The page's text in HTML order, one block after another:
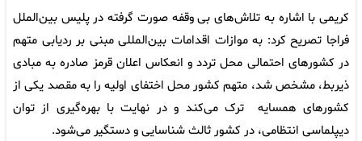
کریمی با اشاره به تلاش‌های بی وقفه صورت گرفته در پلیس بین‌الملل
فراجا تصریح کرد: به موازات اقدامات بین‌المللی مبنی بر ردیابی متهم
در کشورهای احتمالی محل تردد و انعکاس اعلان قرمز صادره به مبادی
ذیربط، مشخص شد، متهم کشور محل اختفای اولیه را به مقصد یکی از
کشورهای همسایه ترک می‌کند و در نهایت با بهره‌گیری از توان
دیپلماسی انتظامی، در کشور ثالث شناسایی و دستگیر می‌شود.